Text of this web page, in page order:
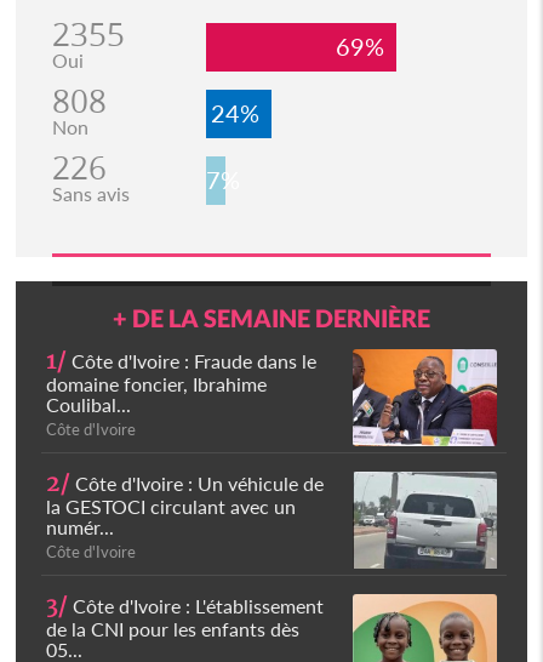
2355
Oui 69%
808
Non 24%
226
Sans avis 7%
+ DE LA SEMAINE DERNIÈRE
1/ Côte d'Ivoire : Fraude dans le
domaine foncier, Ibrahime
Coulibal...
Côte d'Ivoire
2/ Côte d'Ivoire : Un véhicule de
la GESTOCI circulant avec un
numér...
Côte d'Ivoire
3/ Côte d'Ivoire : L'établissement
de la CNI pour les enfants dès
05...